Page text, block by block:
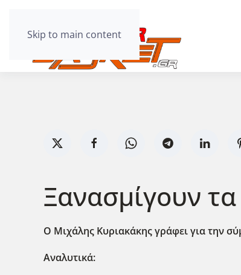
Skip to main content
Ξανασμίγουν
Ο Μιχάλης Κυριακάκης γράφει για την
Αναλυτικά: